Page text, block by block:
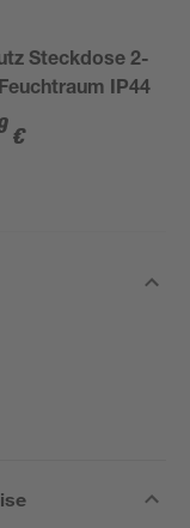
Steckdose 2-
IP44
€